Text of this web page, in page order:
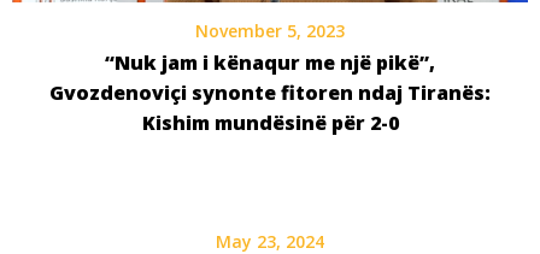
November 5, 2023
“Nuk jam i kënaqur me një pikë”,
Gvozdenoviçi synonte fitoren ndaj Tiranës:
Kishim mundësinë për 2-0
May 23, 2024